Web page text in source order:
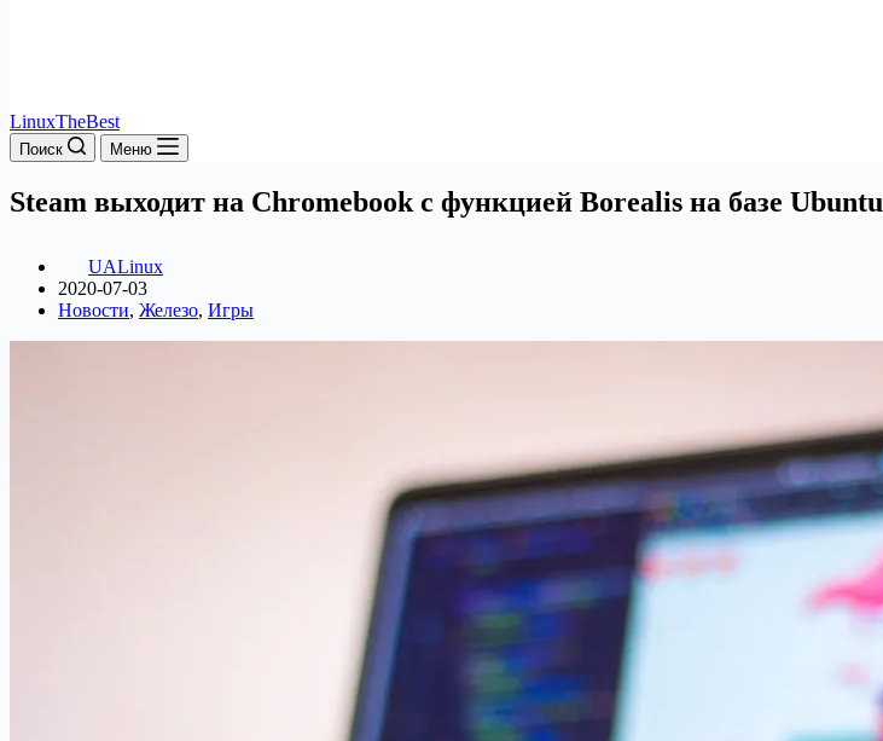
LinuxTheBest
Поиск Меню
Steam выходит на Chromebook с функцией Borealis на базе Ubuntu
UALinux
2020-07-03
Новости, Железо, Игры